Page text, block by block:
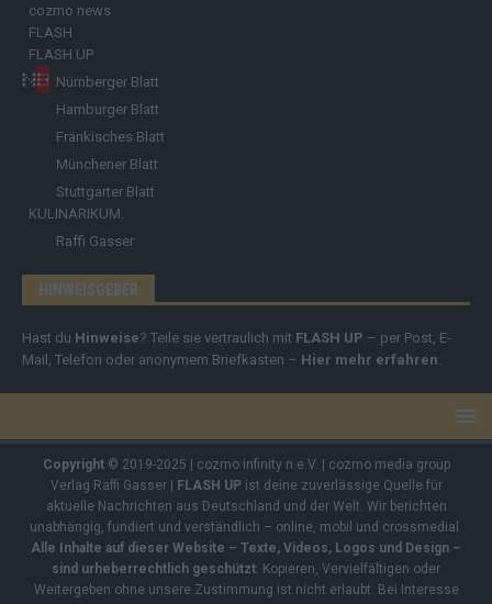
cozmo news
FLASH
FLASH UP
Nürnberger Blatt
Hamburger Blatt
Fränkisches Blatt
Münchener Blatt
Stuttgarter Blatt
KULINARIKUM.
Raffi Gasser
HINWEISGEBER
Hast du Hinweise? Teile sie vertraulich mit FLASH UP – per Post, E-
Mail, Telefon oder anonymem Briefkasten – Hier mehr erfahren
Copyright© 2019-2025 | cozmo infinity n.e.V. | cozmo media group
Verlag Raffi Gasser | FLASH UPist deine zuverlässige Quelle für
aktuelle Nachrichten aus Deutschland und der Welt. Wir berichten
unabhängig, fundiert und verständlich – online, mobil und crossmedial.
Alle Inhalte auf dieser Website – Texte, Videos, Logos und Design –
sind urheberrechtlich geschützt. Kopieren, Vervielfältigen oder
Weitergeben ohne unsere Zustimmung ist nicht erlaubt. Bei Interesse